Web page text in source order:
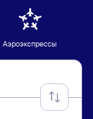
Аэроэкспрессы